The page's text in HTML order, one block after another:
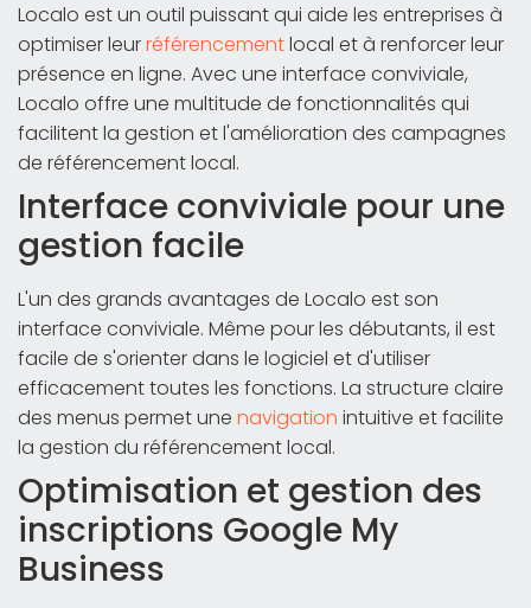
Localo est un outil puissant qui aide les entreprises à
optimiser leurréférencementlocal et à renforcer leur
présence en ligne. Avec une interface conviviale,
Localo offre une multitude de fonctionnalités qui
facilitent la gestion et l'amélioration des campagnes
de référencement local.
Interface conviviale pour une
gestion facile
L'un des grands avantages de Localo est son
interface conviviale. Même pour les débutants, il est
facile de s'orienter dans le logiciel et d'utiliser
efficacement toutes les fonctions. La structure claire
des menus permet une navigation intuitive et facilite
la gestion du référencement local.
Optimisation et gestion des
inscriptions Google My
Business